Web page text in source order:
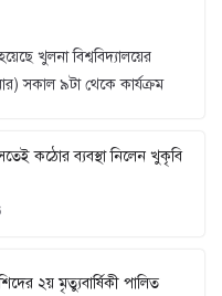
খুলনা বিশ্ববিদ্যালয়ের
সকাল ৯টা থেকে কার্যক্রম
কঠোর ব্যবস্থা নিলেন খুকৃবি
২য় মৃত্যুবার্ষিকী পালিত